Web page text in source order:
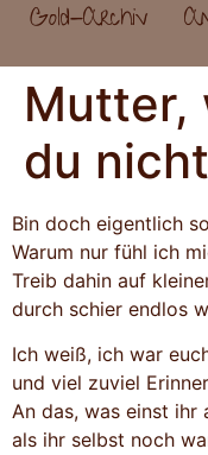
Gold-Archiv
Mutter,
du nicht
Bin doch eigentlich
Warum nur fühl ich
Treib dahin auf
durch schier endlos
Ich weiß, ich war
und viel zuviel
An das, was einst ihr
als ihr selbst noch